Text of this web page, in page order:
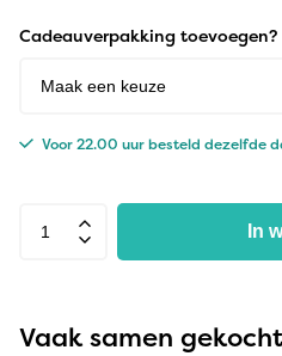
Cadeauverpakking toevoegen?
Voor 22.00 uur besteld dezelfde
In
Vaak samen